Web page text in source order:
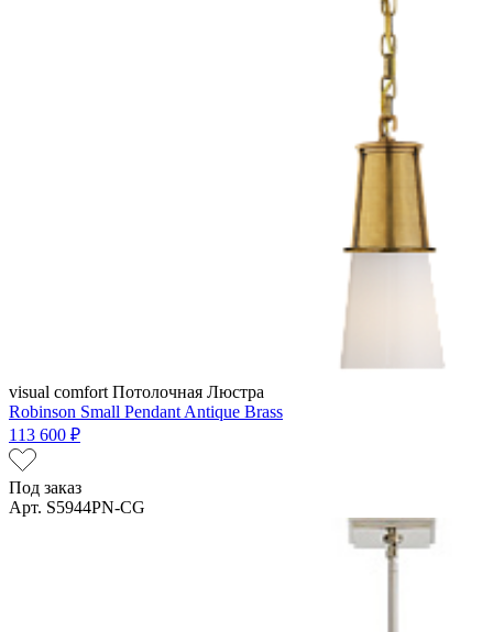
visual comfort Потолочная Люстра
Robinson Small Pendant Antique Brass
113 600 ₽
Под заказ
Арт. S5944PN-CG